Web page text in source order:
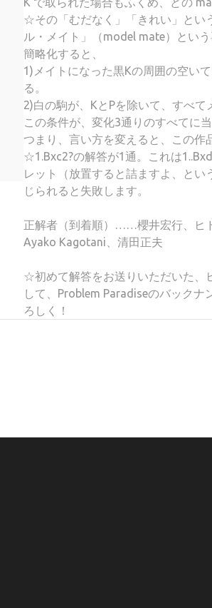
☆その「むだなく」「きれい」とい
ル・メイト」（model mate）とい
簡略化すると、
1)メイトになった黒Kの周囲の空い
る。
2)白の駒が、KとPを除いて、すべて
この条件が、変化3通りのすべてに
つまり、言い方を変えると、この作
☆1.Bxc2?の解答が1通。これは
レット（放置すると詰ますよ、と
じられると失敗します。
正解者（到着順）……櫻井宏行、ヒ
Ayako Kagotani、清田正夫
☆初めて解答をお送りいただいた、
して、Problem Paradiseのバックナ
ろしく！